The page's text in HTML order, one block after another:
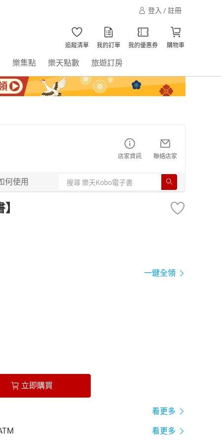
登入 / 註冊
追蹤清單 我的訂單 我的優惠券 購物車
樂集點 樂天點數 旅遊訂房
店家資訊 聯絡店家
何使用
一鍵全領
立即購買
看更多
看更多